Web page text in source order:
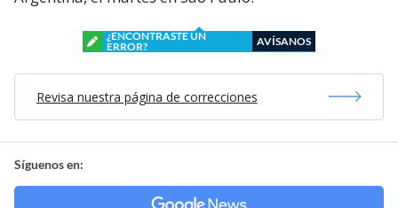
¿ENCONTRASTE UN
ERROR?
AVÍSANOS
Revisa nuestra página de correcciones
Síguenos en: